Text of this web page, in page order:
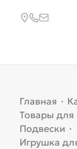
Главная ·
Товары для
Подвески ·
Игрушка